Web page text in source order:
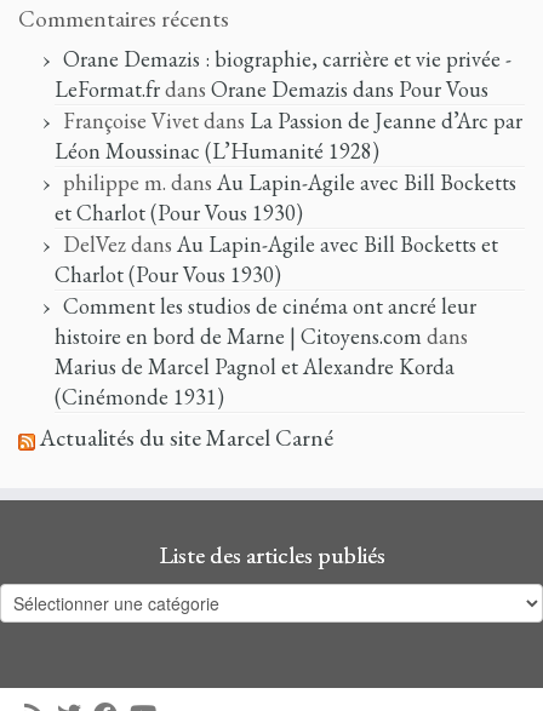
Commentaires récents
Orane Demazis : biographie, carrière et vie privée -
LeFormat.frdans Orane Demazis dans Pour Vous
Françoise Vivetdans La Passion de Jeanne d’Arc par
Léon Moussinac (L’Humanité 1928)
philippe m. dans Au Lapin-Agile avec Bill Bocketts
et Charlot (Pour Vous 1930)
DelVezdans Au Lapin-Agile avec Bill Bocketts et
Charlot (Pour Vous 1930)
Comment les studios de cinéma ont ancré leur
histoire en bord de Marne | Citoyens.comdans
Marius de Marcel Pagnol et Alexandre Korda
(Cinémonde 1931)
Actualités du site Marcel Carné
Liste des articles publiés
Liste
des